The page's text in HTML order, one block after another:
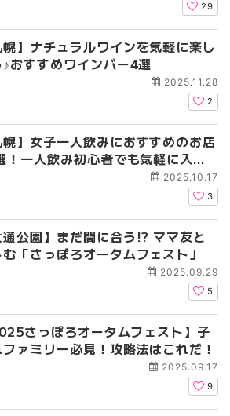
29
幌】ナチュラルワインを気軽に楽し
おすすめワインバー4選
2025.11.28
2
幌】女子一人飲みにおすすめのお店
！一人飲み初心者でも気軽に入れ
2025.10.17
3
通公園】まだ間に合う!? ママ友と
「さっぽろオータムフェスト」
2025.09.29
5
さっぽろオータムフェスト】子
ァミリー必見！攻略法はこれだ！
2025.09.17
9